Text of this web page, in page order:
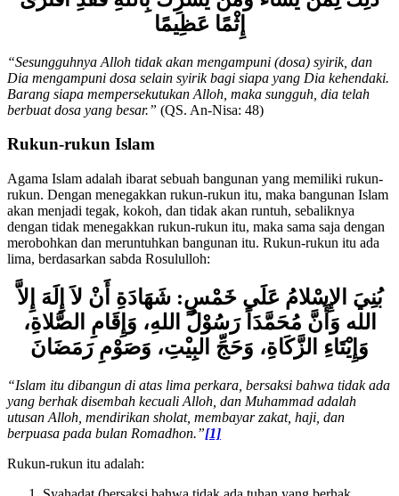
ذَلِكَ لِمَنْ يَشَاءُ وَمَنْ يُشْرِكْ بِاللَّهِ فَقَدِ افْتَرَى
إِثْمًا عَظِيمًا
“Sesungguhnya Alloh tidak akan mengampuni (dosa) syirik, dan
Dia mengampuni dosa selain syirik bagi siapa yang Dia kehendaki.
Barang siapa mempersekutukan Alloh, maka sungguh, dia telah
Agama Islam adalah ibarat sebuah bangunan yang memiliki rukun-
rukun. Dengan menegakkan rukun-rukun itu, maka bangunan Islam
akan menjadi tegak, kokoh, dan tidak akan runtuh, sebaliknya
dengan tidak menegakkan rukun-rukun itu, maka sama saja dengan
merobohkan dan meruntuhkan bangunan itu. Rukun-rukun itu ada
بُنِيَ الإِسْلامُ عَلَى خَمْسٍ: شَهَادَةِ أَنْ لاَ إِلَهَ إِلاَّ
الله وَأَنَّ مُحَمَّدَاً رَسُوْلُ اللهِ، وَإِقَامِ الصَّلاةِ،
وَإِيْتَاءِ الزَّكَاةِ، وَحَجِّ البِيْتِ، وَصَوْمِ رَمَضَانَ
“Islam itu dibangun di atas lima perkara, bersaksi bahwa tidak ada
yang berhak disembah kecuali Alloh, dan Muham mad adalah
utusan Alloh, mendirikan sholat, membayar zakat, haji, dan